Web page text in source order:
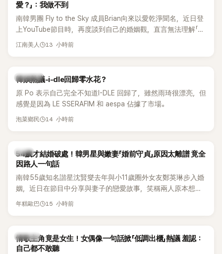
愛？」：我做不到
南韓男團 Fly to the Sky 成員Brian向來以愛乾淨聞名，近日登
上YouTube節目時，再度談到自己的婚姻觀，直言無法理解「連
另一半的口臭、便便臭都要愛」這種說法，更大方表明自己是不
江南美人 13 小時前
熱議討論
韓娛熱議-i-dle回歸零水花？
原 Po 表示自己完全不知道I-DLE 回歸了，雖然雨琦很漂亮，但
感覺是因為 LE SSERAFIM 和 aespa 佔據了市場。
泡菜鄉民 14 小時前
韓星
54歲才結婚破處！韓男星與嫩妻「婚前守貞」原因太離譜 竟全
因路人一句話
南韓55歲知名諧星沈賢燮去年與小11歲圈外女友鄭英琳步入婚
姻，近日在節目中分享與妻子的戀愛故事，笑稱兩人原本想享
受兩人世界，沒想到站在飯店門口時竟被路人認出，還一路替
年糕歐巴 15 小時前
K-POP
情歌主角竟是女生！女偶像一句話掀「低調出櫃」熱議 羞認：
自己都不敢聽